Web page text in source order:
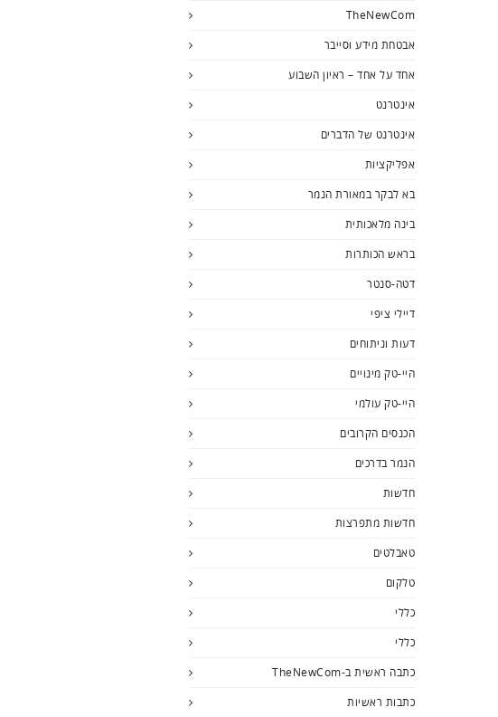
TheNewCom
אבטחת מידע וסייבר
אחד על אחד – ראיון השבוע
אינטרנט
אינטרנט של הדברים
אפליקציות
בא לבקר במאורת הנמר
בינה מלאכותית
בראש הכותרות
דטה-סנטר
דיילי ציפי
דעות וניתוחים
היי-טק מינויים
היי-טק עולמי
הכנסים הקרובים
הנמר בדרכים
חדשות
חדשות מתפרצות
טאבלטים
טלקום
כללי
כללי
כתבה ראשית ב-TheNewCom
כתבות ראשיות